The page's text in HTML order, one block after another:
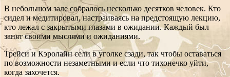
В небольшом зале собралось несколько десятков человек. Кто
сидел и медитировал, настраиваясь на предстоящую лекцию,
кто лежал с закрытыми глазами в ожидании. Каждый был
занят своими мыслями и ожиданиями.
Трейси и Кэролайн сели в уголке сзади, так чтобы оставаться
по возможности незаметными и если что тихонечко уйти,
когда захочется.